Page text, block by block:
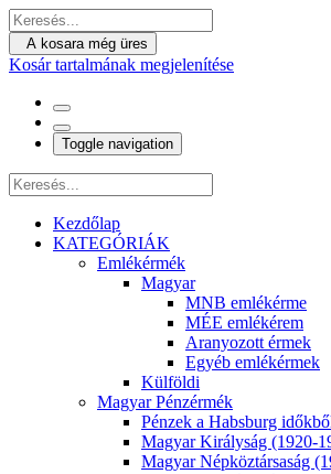
A kosara még üres
Kosár tartalmának megjelenítése
Toggle navigation
Kezdőlap
KATEGÓRIÁK
Emlékérmék
Magyar
MNB emlékérme
MÉE emlékérem
Aranyozott érmek
Egyéb emlékérmek
Külföldi
Magyar Pénzérmék
Pénzek a Habsburg
Magyar Királyság (1920-
Magyar Népköztársaság